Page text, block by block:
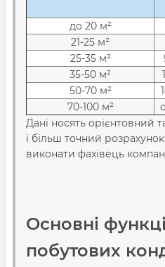
до 20 м²
21-25 м²
25-35 м²
35-50 м²
50-70 м²
70-100 м²
Дані носять орієнтовний
і більш точний
виконати фахівець
Основні
побутових